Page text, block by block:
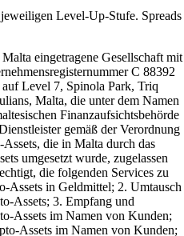
Level-Up-Stufe. Spreads
eingetragene Gesellschaft mit
C 88392
Level 7, Spinola Park, Triq
Malta, die unter dem Namen
Finanzaufsichtsbehörde
gemäß der Verordnung
die in Malta durch das
umgesetzt wurde, zugelassen
die folgenden Services zu
Assets in Geldmittel; 2. Umtausch
Assets; 3. Empfang und
Assets im Namen von Kunden;
Assets im Namen von Kunden;